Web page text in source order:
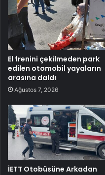
El frenini çekilmeden park
edilen otomobil yayaların
arasına daldı
Ağustos 7, 2026
İETT Otobüsüne Arkadan